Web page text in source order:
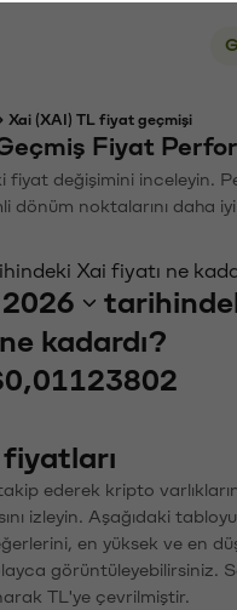
Xai (XAI) TL fiyat geçmişi
Fiyat
fiyat değişimini inceleyin.
dönüm noktalarını daha
Xai fiyatı ne
2026
kadardı?
ederek kripto
izleyin. Aşağıdaki
en yüksek ve en
görüntüleyebilirsiniz.
TL'ye çevrilmiştir.